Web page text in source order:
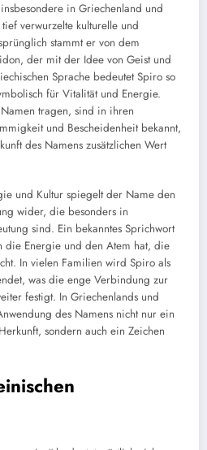
in Griechenland und
verwurzelte kulturelle und
stammt er von dem
der mit der Idee von Geist und
Sprache bedeutet Spiro so
für Vitalität und Energie.
tragen, sind in ihren
und Bescheidenheit bekannt,
des Namens zusätzlichen Wert
und Kultur spiegelt der Name den
wider, die besonders in
sind. Ein bekanntes Sprichwort
die Energie und den Atem hat, die
In vielen Familien wird Spiro als
was die enge Verbindung zur
festigt. In Griechenlands und
des Namens nicht nur ein
sondern auch ein Zeichen